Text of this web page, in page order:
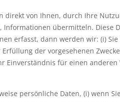
direkt von Ihnen, durch Ihre
Informationen übermitteln. Diese
erfasst, dann werden wir: (i)
der vorgesehenen
Einverständnis für einen
persönliche Daten, (i) wenn